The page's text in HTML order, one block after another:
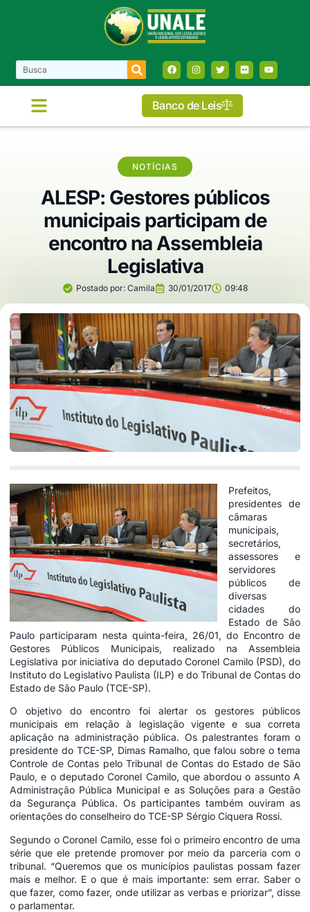
Banco de Leis
NOTÍCIAS
ALESP: Gestores públicos
municipais participam de
encontro na Assembleia
Legislativa
Postado por:Camila 30/01/2017 09:48
Prefeitos,
presidentes de
câmaras
municipais,
secretários,
assessores e
servidores
públicos de
diversas
cidades do
Estado de São
Paulo participaram nesta quinta-feira, 26/01, do Encontro de
Gestores Públicos Municipais, realizado na Assembleia
Legislativa por iniciativa do deputado Coronel Camilo (PSD), do
Instituto do Legislativo Paulista (ILP) e do Tribunal de Contas do
Estado de São Paulo (TCE-SP).
O objetivo do encontro foi alertar os gestores públicos
municipais em relação à legislação vigente e sua correta
aplicação na administração pública. Os palestrantes foram o
presidente do TCE-SP, Dimas Ramalho, que falou sobre o tema
Controle de Contas pelo Tribunal de Contas do Estado de São
Paulo, e o deputado Coronel Camilo, que abordou o assunto A
Administração Pública Municipal e as Soluções para a Gestão
da Segurança Pública. Os participantes também ouviram as
orientações do conselheiro do TCE-SP Sérgio Ciquera Rossi.
Segundo o Coronel Camilo, esse foi o primeiro encontro de uma
série que ele pretende promover por meio da parceria com o
tribunal. “Queremos que os municípios paulistas possam fazer
mais e melhor. E o que é mais importante: sem errar. Saber o
que fazer, como fazer, onde utilizar as verbas e priorizar”, disse
o parlamentar.